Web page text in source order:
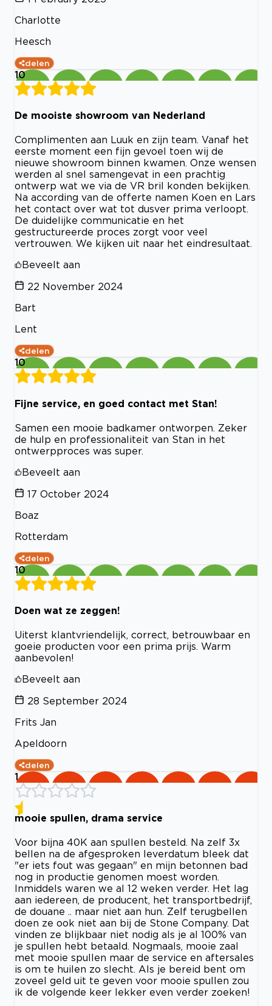
Charlotte
Heesch
delen
10
De mooiste showroom van Nederland
Complimenten aan Luuk en zijn team. Vanaf het
eerste moment een fijn gevoel toen wij de
nieuwe showroom binnen kwamen. Onze wensen
werden al snel samengevat in een prachtig
ontwerp wat we via de VR bril konden bekijken.
Na according van de offerte namen Koen en Lars
het contact over wat tot dusver prima verloopt.
De duidelijke communicatie en het
gestructureerde proces zorgt voor veel
vertrouwen. We kijken uit naar het eindresultaat.
Beveelt aan
22 November 2024
Bart
Lent
delen
10
Fijne service, en goed contact met Stan!
Samen een mooie badkamer ontworpen. Zeker
de hulp en professionaliteit van Stan in het
ontwerpproces was super.
Beveelt aan
17 October 2024
Boaz
Rotterdam
delen
10
Doen wat ze zeggen!
Uiterst klantvriendelijk, correct, betrouwbaar en
goeie producten voor een prima prijs. Warm
aanbevolen!
Beveelt aan
28 September 2024
Frits Jan
Apeldoorn
delen
1
mooie spullen, drama service
Voor bijna 40K aan spullen besteld. Na zelf 3x
bellen na de afgesproken leverdatum bleek dat
"er iets fout was gegaan" en mijn betonnen bad
nog in productie genomen moest worden.
Inmiddels waren we al 12 weken verder. Het lag
aan iedereen, de producent, het transportbedrijf,
de douane .. maar niet aan hun. Zelf terugbellen
doen ze ook niet aan bij de Stone Company. Dat
vinden ze blijkbaar niet nodig als je al 100% van
je spullen hebt betaald. Nogmaals, mooie zaal
met mooie spullen maar de service en aftersales
is om te huilen zo slecht. Als je bereid bent om
zoveel geld uit te geven voor mooie spullen zou
ik de volgende keer lekker even verder zoeken!